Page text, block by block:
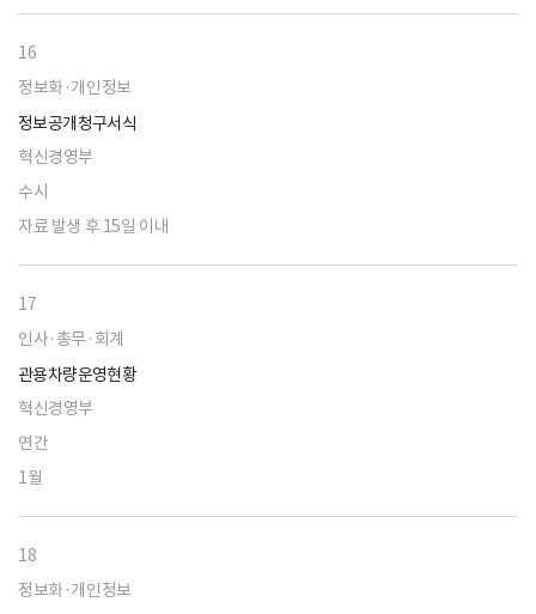
16
정보화·개인정보
정보공개청구서식
혁신경영부
수시
자료 발생 후 15일 이내
17
인사·총무·회계
관용차량운영현황
혁신경영부
연간
1월
18
정보화·개인정보